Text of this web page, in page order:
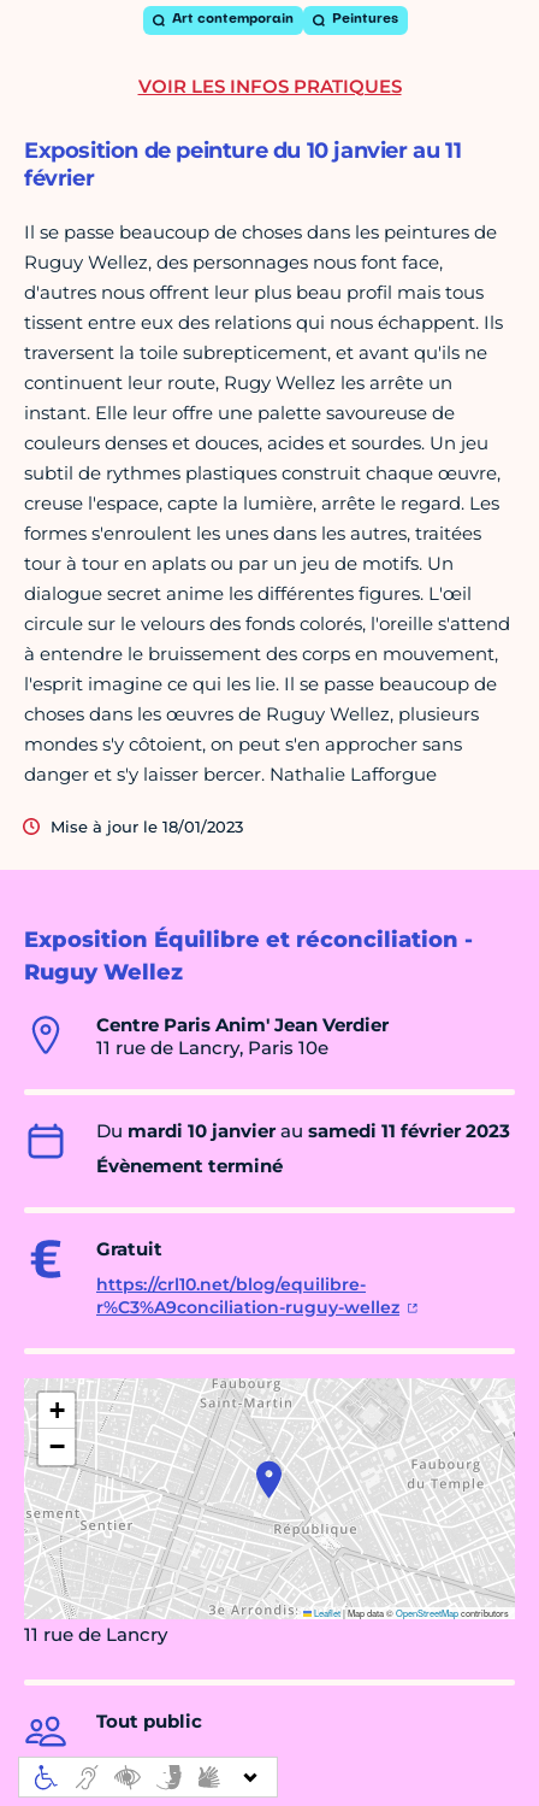
Art contemporain Peintures
Exposition Équilibre et réconciliation -
Ruguy Wellez
Centre Paris Anim' Jean Verdier
11 rue de Lancry, Paris 10e
Du mardi 10 janvierau samedi 11 février 2023
Évènement terminé
Gratuit
https://crl10.net/blog/equilibre-
r%C3%A9conciliation-ruguy-wellez
+
−
Leaflet|Map data ©OpenStreetMapcontributors
11 rue de Lancry
Tout public
Exposition de peinture du 10 janvier au 11
février
Il se passe beaucoup de choses dans les peintures de
Ruguy Wellez, des personnages nous font face,
d'autres nous offrent leur plus beau profil mais tous
tissent entre eux des relations qui nous échappent. Ils
traversent la toile subrepticement, et avant qu'ils ne
continuent leur route, Rugy Wellez les arrête un
instant. Elle leur offre une palette savoureuse de
couleurs denses et douces, acides et sourdes. Un jeu
subtil de rythmes plastiques construit chaque œuvre,
creuse l'espace, capte la lumière, arrête le regard. Les
formes s'enroulent les unes dans les autres, traitées
tour à tour en aplats ou par un jeu de motifs. Un
dialogue secret anime les différentes figures. L'œil
circule sur le velours des fonds colorés, l'oreille s'attend
à entendre le bruissement des corps en mouvement,
l'esprit imagine ce qui les lie. Il se passe beaucoup de
choses dans les œuvres de Ruguy Wellez, plusieurs
mondes s'y côtoient, on peut s'en approcher sans
danger et s'y laisser bercer. Nathalie Lafforgue
Mise à jour le 18/01/2023
VOIR LES INFOS PRATIQUES